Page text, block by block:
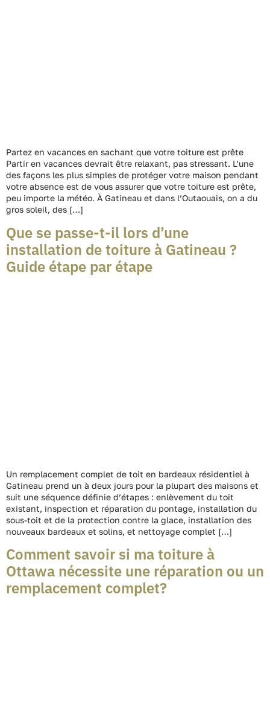
Partez en vacances en sachant que votre toiture est prête
Partir en vacances devrait être relaxant, pas stressant. L’une
des façons les plus simples de protéger votre maison pendant
votre absence est de vous assurer que votre toiture est prête,
peu importe la météo. À Gatineau et dans l’Outaouais, on a du
gros soleil, des […]
Que se passe-t-il lors d’une
installation de toiture à Gatineau ?
Guide étape par étape
Un remplacement complet de toit en bardeaux résidentiel à
Gatineau prend un à deux jours pour la plupart des maisons et
suit une séquence définie d’étapes : enlèvement du toit
existant, inspection et réparation du pontage, installation du
sous-toit et de la protection contre la glace, installation des
nouveaux bardeaux et solins, et nettoyage complet […]
Comment savoir si ma toiture à
Ottawa nécessite une réparation ou un
remplacement complet?